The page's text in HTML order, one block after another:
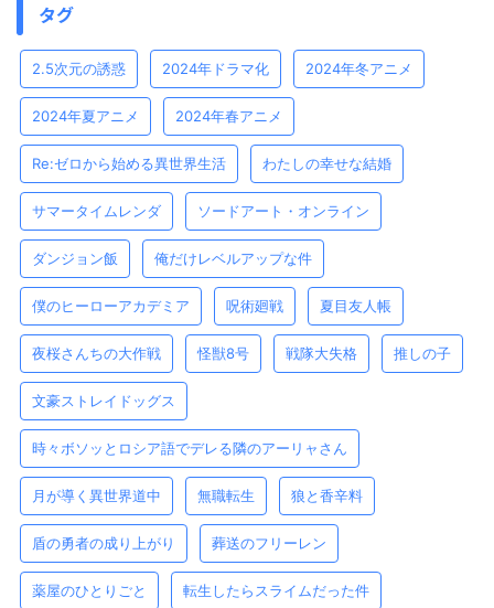
タグ
2.5次元の誘惑 2024年ドラマ化 2024年冬アニメ
2024年夏アニメ 2024年春アニメ
Re:ゼロから始める異世界生活 わたしの幸せな結婚
サマータイムレンダ ソードアート・オンライン
ダンジョン飯 俺だけレベルアップな件
僕のヒーローアカデミア 呪術廻戦 夏目友人帳
夜桜さんちの大作戦 怪獣8号 戦隊大失格 推しの子
文豪ストレイドッグス
時々ボソッとロシア語でデレる隣のアーリャさん
月が導く異世界道中 無職転生 狼と香辛料
盾の勇者の成り上がり 葬送のフリーレン
薬屋のひとりごと 転生したらスライムだった件